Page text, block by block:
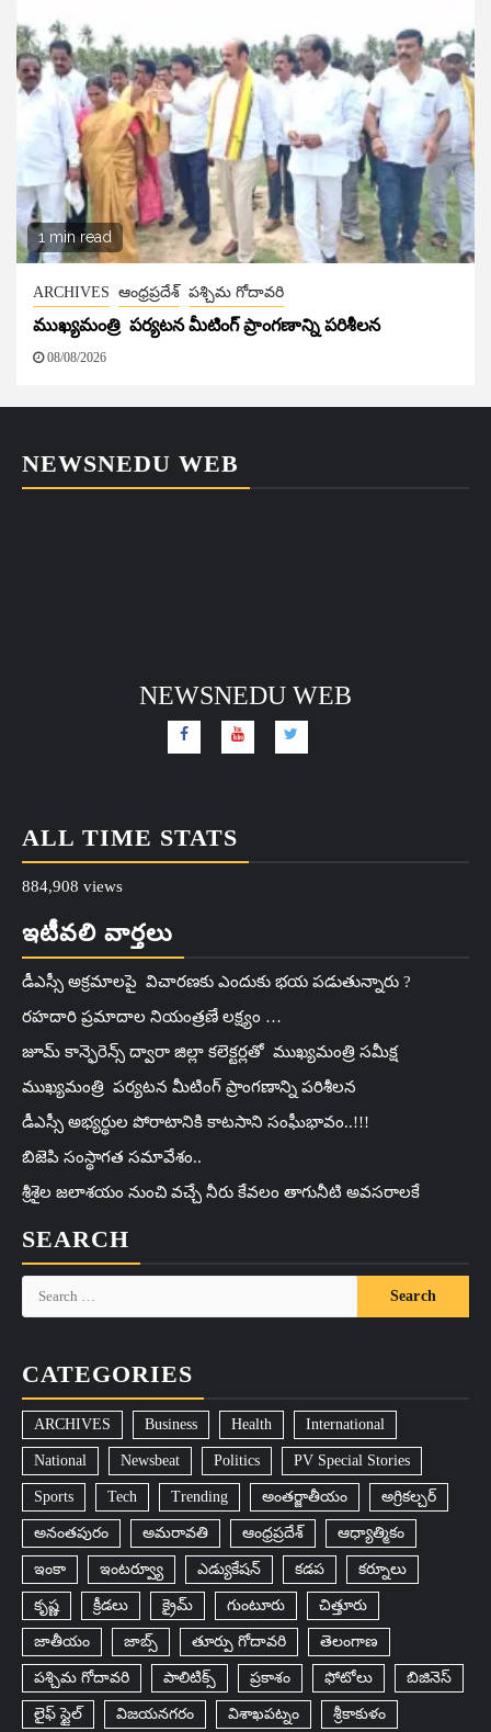
1 min read
ARCHIVES ఆంధ్రప్రదేశ్ పశ్చిమ గోదావరి
ముఖ్యమంత్రి పర్యటన మీటింగ్ ప్రాంగణాన్ని పరిశీలన
08/08/2026
NEWSNEDU WEB
NEWSNEDU WEB
ALL TIME STATS
884,908 views
ఇటీవలి వార్తలు
డీఎస్సీ అక్రమాలపై విచారణకు ఎందుకు భయ పడుతున్నారు ?
రహదారి ప్రమాదాల నియంత్రణే లక్ష్యం …
జూమ్ కాన్ఫెరెన్స్ ద్వారా జిల్లా కలెక్టర్లతో ముఖ్యమంత్రి సమీక్ష
ముఖ్యమంత్రి పర్యటన మీటింగ్ ప్రాంగణాన్ని పరిశీలన
డీఎస్సీ అభ్యర్థుల పోరాటానికి కాటసాని సంఘీభావం..!!!
బిజెపి సంస్థాగత సమావేశం..
శ్రీశైల జలాశయం నుంచి వచ్చే నీరు కేవలం తాగునీటి అవసరాలకే
SEARCH
Search
for:
CATEGORIES
ARCHIVES Business Health International
National Newsbeat Politics PV Special Stories
Sports Tech Trending అంతర్జాతీయం అగ్రికల్చర్
అనంతపురం అమరావతి ఆంధ్రప్రదేశ్ ఆధ్యాత్మికం
ఇంకా ఇంటర్వ్యూ ఎడ్యుకేషన్ కడప కర్నూలు
కృష్ణ క్రీడలు క్రైమ్ గుంటూరు చిత్తూరు
జాతీయం జాబ్స్ తూర్పు గోదావరి తెలంగాణ
పశ్చిమ గోదావరి పాలిటిక్స్ ప్రకాశం ఫోటోలు బిజినెస్
లైఫ్ స్టైల్ విజయనగరం విశాఖపట్నం శ్రీకాకుళం